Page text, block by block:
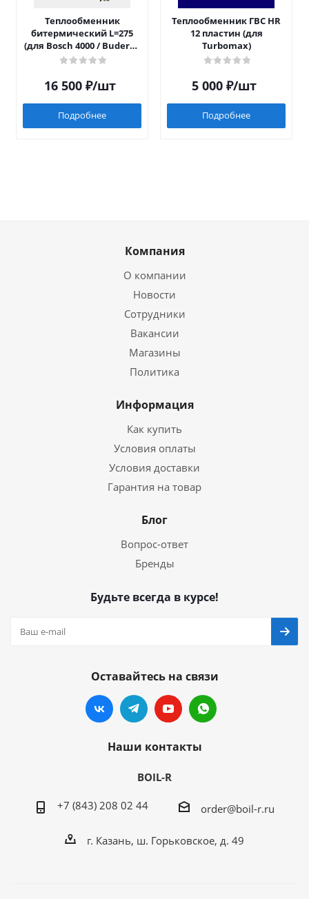
Теплообменник
битермический L=275
(для Bosch 4000 / Buderus
042)
16 500₽/шт
Подробнее
Теплообменник ГВС HR
12 пластин (для
Turbomax)
5 000₽/шт
Подробнее
Компания
О компании
Новости
Сотрудники
Вакансии
Магазины
Политика
Информация
Как купить
Условия оплаты
Условия доставки
Гарантия на товар
Блог
Вопрос-ответ
Бренды
Будьте всегда в курсе!
Оставайтесь на связи
Наши контакты
BOIL-R
+7 (843) 208 02 44 order@boil-r.ru
г. Казань, ш. Горьковское, д. 49